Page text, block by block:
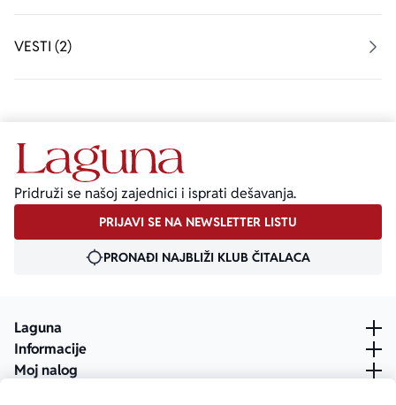
VESTI (2)
Pridruži se našoj zajednici i isprati dešavanja.
PRIJAVI SE NA NEWSLETTER LISTU
PRONAĐI NAJBLIŽI KLUB ČITALACA
Laguna
Informacije
Moj nalog